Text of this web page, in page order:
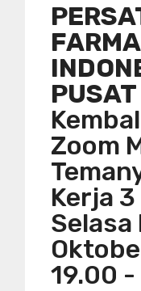
Zoom
Kerja
Selasa
19.00 -